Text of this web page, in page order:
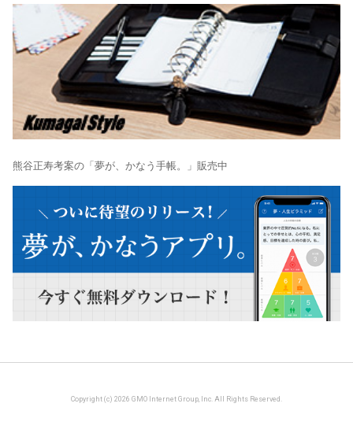
熊谷正寿考案の「夢が、かなう手帳。」販売中
Copyright (c) 2026 GMO Internet Group, Inc. All Rights Reserved.